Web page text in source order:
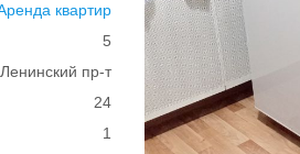
квартир
5
Ленинский пр-т
24
1